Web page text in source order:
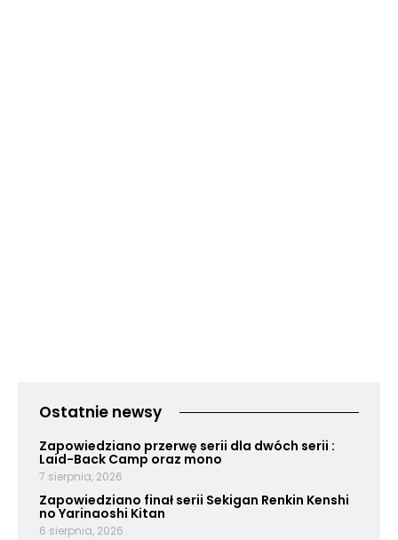
Ostatnie newsy
Zapowiedziano przerwę serii dla dwóch serii :
Laid-Back Camp oraz mono
7 sierpnia, 2026
Zapowiedziano finał serii Sekigan Renkin Kenshi
no Yarinaoshi Kitan
6 sierpnia, 2026